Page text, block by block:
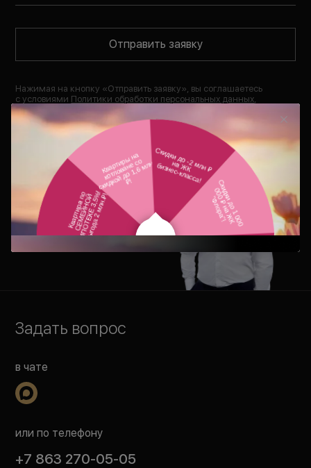
Отправить заявку
Нажимая на кнопку «Отправить заявку», вы соглашаетесь
с условиями Политики обработки персональных данных,
Политики конфиденциальности
информационные рассылки,Согласия на обработку
персональных данных.
Дмитрий Григоров
Менеджер отдела
продаж
Задать вопрос
в чате
или по телефону
+7 863 270-05-05